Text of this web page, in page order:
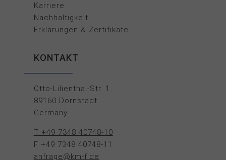
Karriere
Nachhaltigkeit
Erklärungen & Zertifikate
KONTAKT
Otto-Lilienthal-Str. 1
89160 Dornstadt
Germany
T +49 7348 40748-10
F +49 7348 40748-11
anfrage@km-f.de